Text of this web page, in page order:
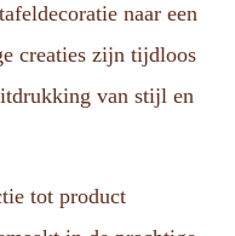
naar een
creaties zijn tijdloos
van stijl en
tot product